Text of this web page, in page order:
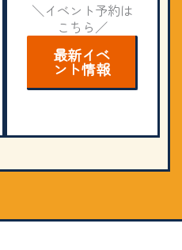
＼イベント予約は
こちら／
最新イベ
ント情報